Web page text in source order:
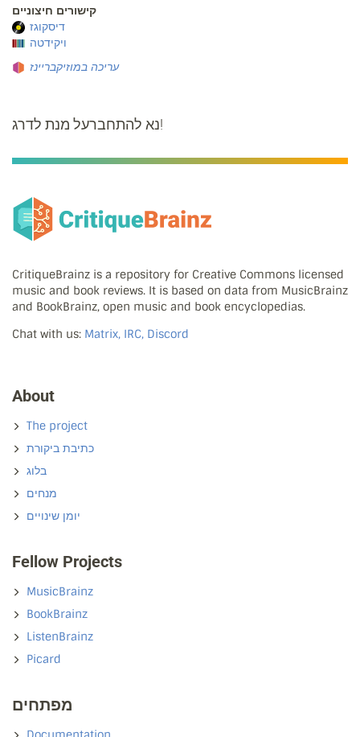
קישורים חיצוניים
דיסקוגז
ויקידטה
עריכה במוזיקבריינז
נא להתחברעל מנת לדרג!
CritiqueBrainz is a repository for Creative Commons licensed
music and book reviews. It is based on data from MusicBrainz
and BookBrainz, open music and book encyclopedias.
Chat with us: Matrix, IRC, Discord
About
The project
כתיבת ביקורת
בלוג
מנחים
יומן שינויים
Fellow Projects
MusicBrainz
BookBrainz
ListenBrainz
Picard
מפתחים